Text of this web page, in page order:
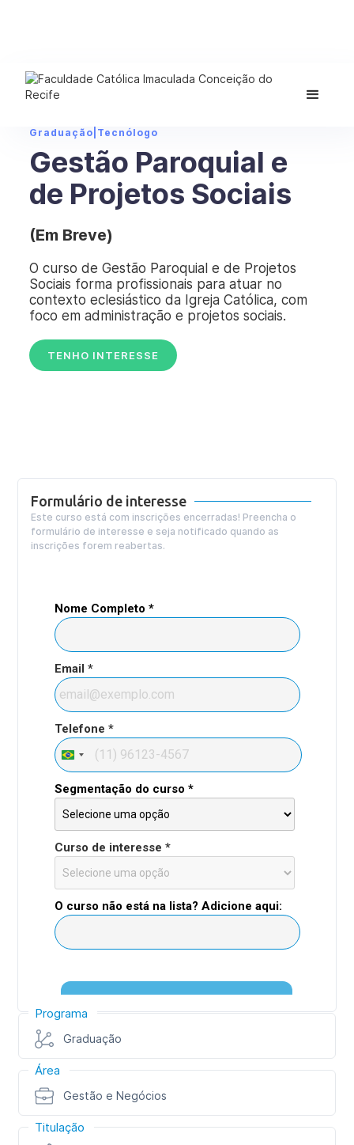
Graduação Tecnólogo
Gestão Paroquial e
de Projetos Sociais
(Em Breve)
O curso de Gestão Paroquial e de Projetos
Sociais forma profissionais para atuar no
contexto eclesiástico da Igreja Católica, com
foco em administração e projetos sociais.
TENHO INTERESSE
Programa
Graduação
Área
Gestão e Negócios
Titulação
Formulário de interesse
Este curso está com inscrições encerradas! Preencha o
formulário de interesse e seja notificado quando as
inscrições forem reabertas.